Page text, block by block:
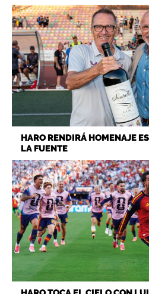
HARO RENDIRÁ HOMENAJE
LA FUENTE